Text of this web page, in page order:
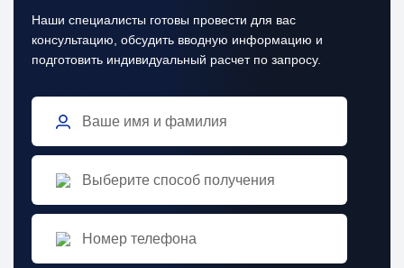
Наши специалисты готовы провести для вас
консультацию, обсудить вводную информацию и
подготовить индивидуальный расчет по запросу.
Выберите способ получения